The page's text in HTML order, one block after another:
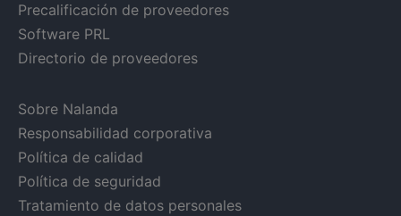
Precalificación de proveedores
Software PRL
Directorio de proveedores
Sobre Nalanda
Responsabilidad corporativa
Política de calidad
Política de seguridad
Tratamiento de datos personales